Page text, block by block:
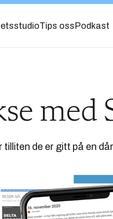
Tips oss Podkast
med
de er gitt på en